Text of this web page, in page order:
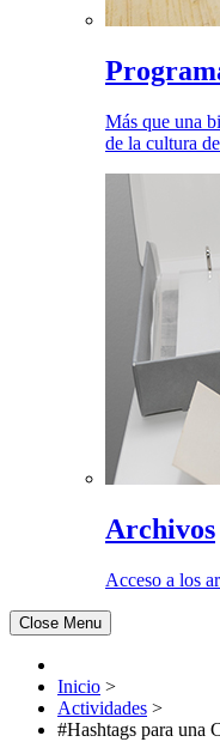
Más que una
de la cultura
Archivos
Acceso a los
Close Menu
Inicio >
Actividades >
#Hashtags para una